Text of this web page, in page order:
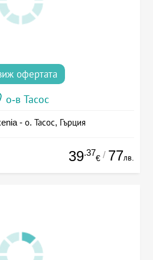
офертата
о-в Тасос
- о. Тасос, Гърция
39.37
€ / 77лв.